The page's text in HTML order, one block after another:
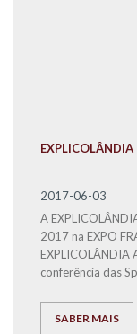
2017-06-03
A
2017 na EXPO
EXPLICOLÂNDIA
conferência das
SABER MAIS